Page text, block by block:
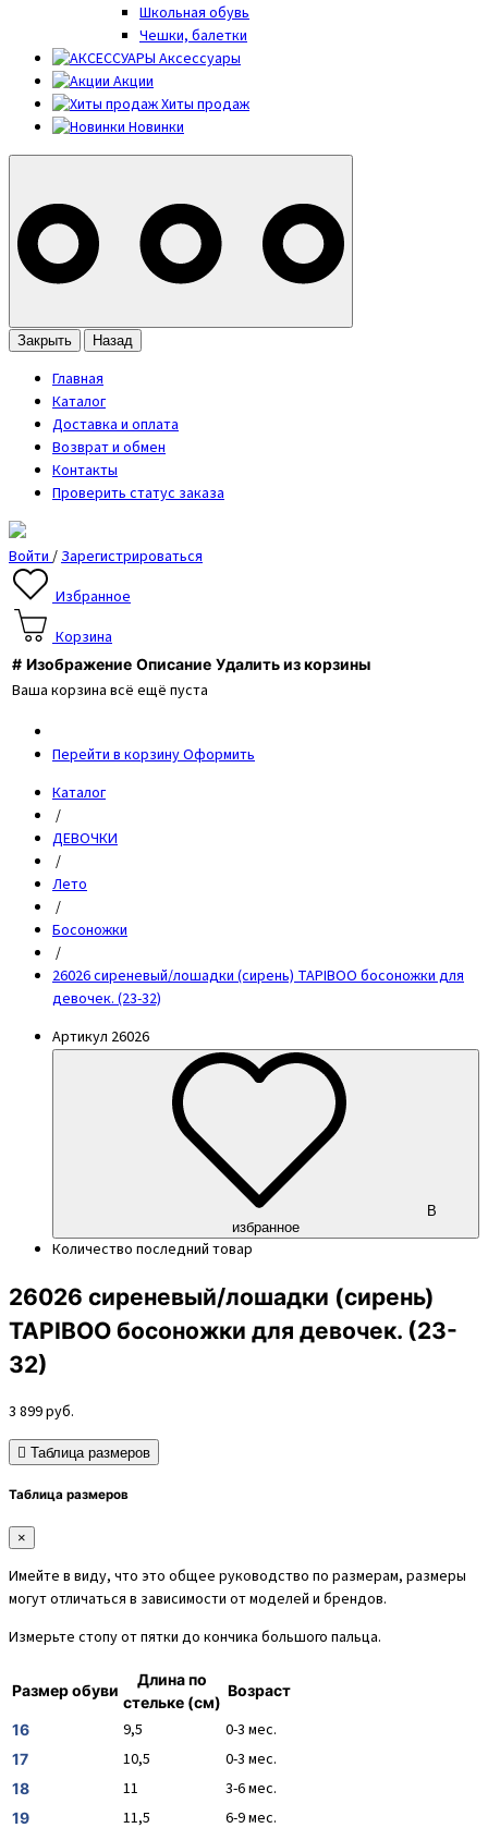
Школьная обувь
Чешки, балетки
Аксессуары
Акции
Хиты продаж
Новинки
Закрыть Назад
Главная
Каталог
Доставка и оплата
Возврат и обмен
Контакты
Проверить статус заказа
Войти/Зарегистрироваться
Избранное
Корзина
# Изображение Описание Удалить из корзины
Ваша корзина всё ещё пуста
Перейти в корзинуОформить
Каталог
/
ДЕВОЧКИ
/
Лето
/
Босоножки
/
26026 сиреневый/лошадки (сирень) TAPIBOO босоножки для
девочек. (23-32)
Артикул 26026
В
избранное
Количество последний товар
26026 сиреневый/лошадки (сирень)
TAPIBOO босоножки для девочек. (23-
32)
3 899руб.
Таблица размеров
Таблица размеров
×
Имейте в виду, что это общее руководство по размерам, размеры
могут отличаться в зависимости от моделей и брендов.
Измерьте стопу от пятки до кончика большого пальца.
Размер обуви
Длина по
стельке (см)
Возраст
16 9,5 0-3 мес.
17 10,5 0-3 мес.
18 11 3-6 мес.
19 11,5 6-9 мес.